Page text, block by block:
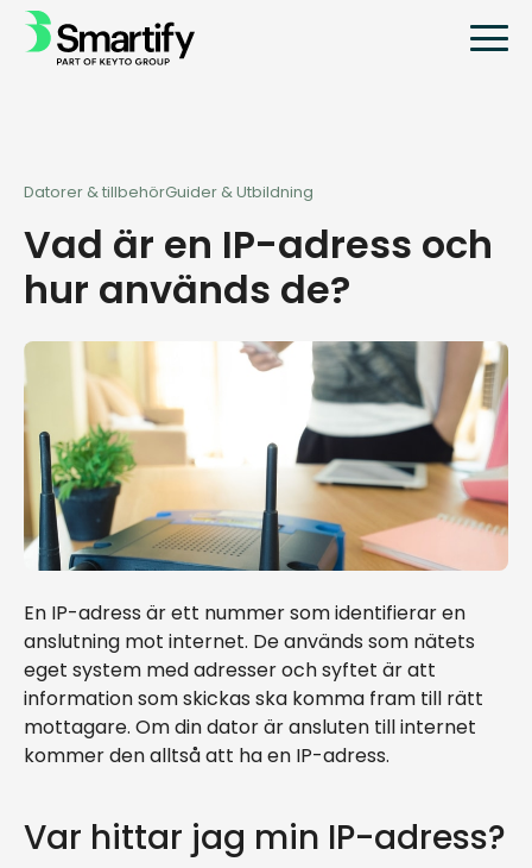
Datorer & tillbehörGuider & Utbildning
Vad är en IP-adress och
hur används de?
En IP-adress är ett nummer som identifierar en
anslutning mot internet. De används som nätets
eget system med adresser och syftet är att
information som skickas ska komma fram till rätt
mottagare. Om din dator är ansluten till internet
kommer den alltså att ha en IP-adress.
Var hittar jag min IP-adress?